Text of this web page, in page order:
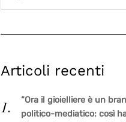
Articoli recenti
“Ora il gioielliere è un
politico-mediatico: così